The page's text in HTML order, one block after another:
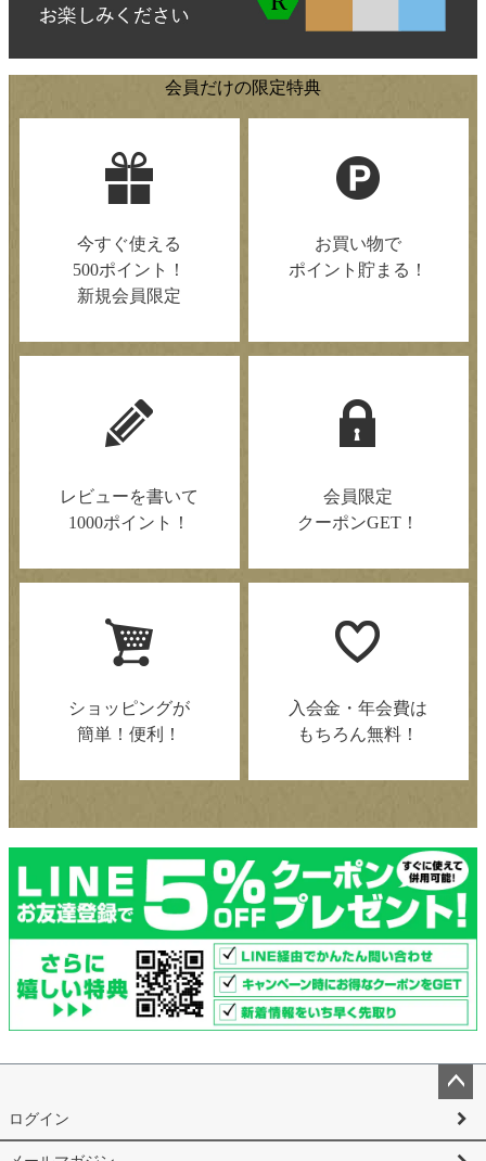
会員だけの限定特典
今すぐ使える
500ポイント！
新規会員限定
お買い物で
ポイント貯まる！
レビューを書いて
1000ポイント！
会員限定
クーポンGET！
ショッピングが
簡単！便利！
入会金・年会費は
もちろん無料！
ペー
ップ
ログイン